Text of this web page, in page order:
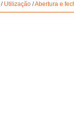
/ Utilização /Abertura e